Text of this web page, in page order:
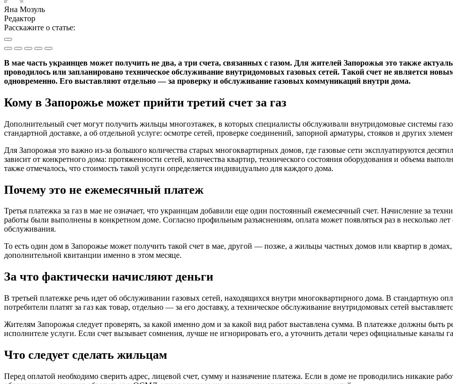
Яна Мозуль
Редактор
Расскажите о статье:
В мае часть украинцев может получить не два, а три счета, связанных с газом. Для жителей Запорожья это также
проводилось или запланировано техническое обслуживание внутридомовых газовых сетей. Такой счет не является
одновременно. Его выставляют отдельно — за проверку и обслуживание газовых коммуникаций внутри дома.
Кому в Запорожье может прийти третий счет за газ
Дополнительный счет могут получить жильцы многоэтажек, в которых специалисты обслуживали внутридомовые системы
стандартной доставке, а об отдельной услуге: осмотре сетей, проверке соединений, запорной арматуры, стояков и других
Для Запорожья это важно из-за большого количества старых многоквартирных домов, где газовые сети эксплуатируются
зависит от конкретного дома: протяженности сетей, количества квартир, технического состояния оборудования и объема
также отмечалось, что стоимость такой услуги определяется индивидуально для каждого дома.
Почему это не ежемесячный платеж
Третья платежка за газ в мае не означает, что украинцам добавили еще один постоянный ежемесячный счет. Начисление за
работы были выполнены в конкретном доме. Согласно профильным разъяснениям, оплата может появляться раз в несколько
обслуживания.
То есть один дом в Запорожье может получить такой счет в мае, другой — позже, а жильцы частных домов или квартир в
дополнительной квитанции именно в этом месяце.
За что фактически начисляют деньги
В третьей платежке речь идет об обслуживании газовых сетей, находящихся внутри многоквартирного дома. В стандартную
потребители платят за газ как товар, отдельно — за его доставку, а техническое обслуживание внутридомовых сетей
Жителям Запорожья следует проверять, за какой именно дом и за какой вид работ выставлена сумма. В платежке должны быть
исполнителе услуги. Если счет вызывает сомнения, лучше не игнорировать его, а уточнить детали через официальные
Что следует сделать жильцам
Перед оплатой необходимо сверить адрес, лицевой счет, сумму и назначение платежа. Если в доме не проводились никакие